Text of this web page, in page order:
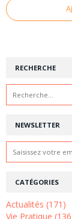
NEWSLETTER
RECHERCHE
CATÉGORIES
Actualités (171)
Vie Pratique